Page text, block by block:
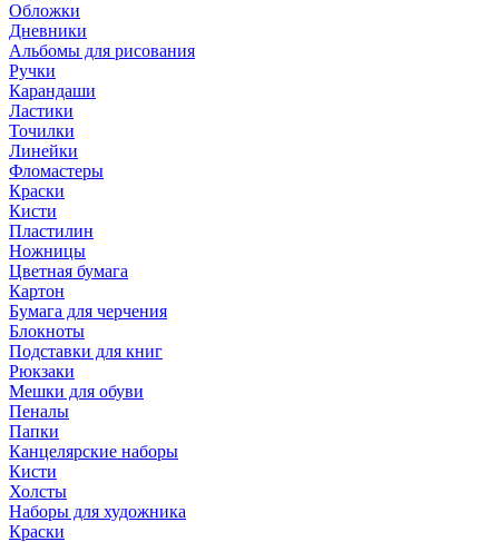
Обложки
Дневники
Альбомы для рисования
Ручки
Карандаши
Ластики
Точилки
Линейки
Фломастеры
Краски
Кисти
Пластилин
Ножницы
Цветная бумага
Картон
Бумага для черчения
Блокноты
Подставки для книг
Рюкзаки
Мешки для обуви
Пеналы
Папки
Канцелярские наборы
Кисти
Холсты
Наборы для художника
Краски